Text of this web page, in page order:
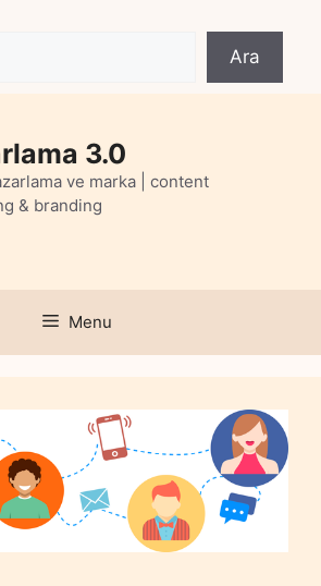
Ara
3.0
ve marka | content
& branding
Menu